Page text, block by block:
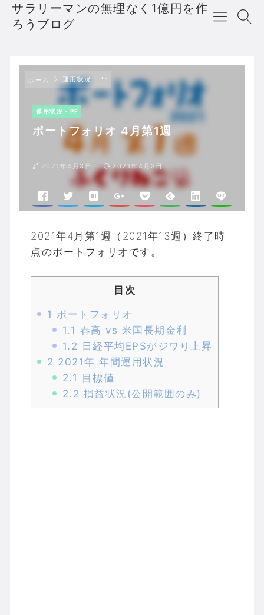
サラリーマンの無理なく1億円を作
ろうブログ
ホーム 運用状況・PF
運用状況・PF
ポートフォリオ 4月第1週
2021年4月3日 2021年4月3日
2021年4月第1週（2021年13週）終了時
点のポートフォリオです。
目次
1 ポートフォリオ
1.1 春高 vs 米国長期金利
1.2 日経平均EPSがジワり上昇
2 2021年 年間運用状況
2.1
目標値
2.2 損益状況(公開範囲のみ)